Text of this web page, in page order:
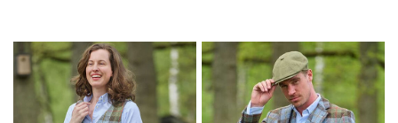
heeft
meerdere
variaties.
Deze
optie
heeft
meerdere
variaties.
Deze
optie